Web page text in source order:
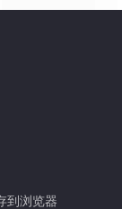
到浏览器